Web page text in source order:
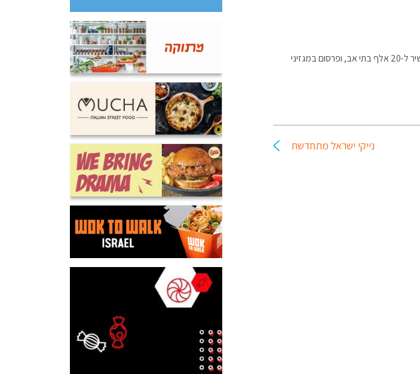
ההשקעה במהלך נאמדת בכ-500 אלף דולר והוא כולל עיצוב אריזות, קטלוג שיישלח בדיוור ישיר ל-20 אלף בתי אב, ופרסום במגזיני
נייקי ישראל מתחדשת